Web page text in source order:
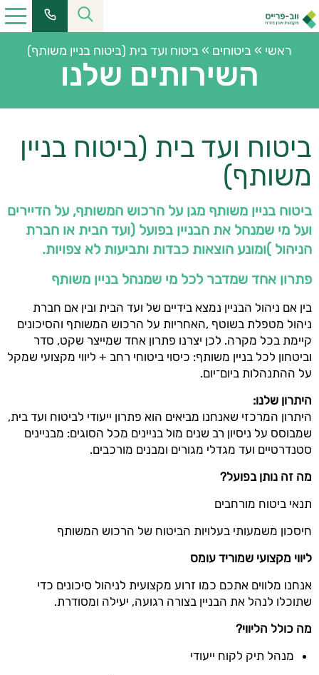
ראשי »ביטוחים »ביטוח ועד בית (ביטוח בניין משותף)
השירותים שלנו
ביטוח ועד בית (ביטוח בניין
משותף)
ביטוח בניין משותף מגן על הרכוש המשותף, על הדיירים
ועל מי שמנהל את הבניין בפועל (ועד הבית או חברת
הניהול )ומונע הוצאות כבדות ותביעות לא צפויות.
פתרון אחד שמדבר לכל מי שמנהל בניין משותף
בין אם ניהול הבניין נמצא בידיים של ועד הבית ובין אם חברת
ניהול מטפלת בשוטף ,האחריות על הרכוש המשותף והסיכונים
קיימת בכל מקרה. לכן יצרנו פתרון אחד שמייצר שקט, סדר
וביטחון לכל בניין משותף: כיסוי ביטוחי רחב + ליווי מקצועי שמקל
על ההתנהלות ביום־יום.
היתרון שלנו:
היתרון המרכזי שאנחנו מביאים הוא פתרון ייעודי לביטוח ועד בית,
שמבוסס על ניסיון רב שנים מול בניינים מכל הסוגים: מבניינים
סטנדרטיים ועד מגדלי מגורים ומבנים מורכבים.
מה זה נותן בפועל?
תנאי ביטוח מורחבים
חיסכון משמעותי בעלויות הביטוח של הרכוש המשותף
ליווי מקצועי שמוריד עומס
אנחנו מלווים אתכם כמו זרוע מקצועית לניהול סיכונים כדי
שתוכלו לנהל את הבניין בצורה רגועה, יעילה ומסודרת.
מה כולל הליווי?
מנהל תיק לקוח ייעודי